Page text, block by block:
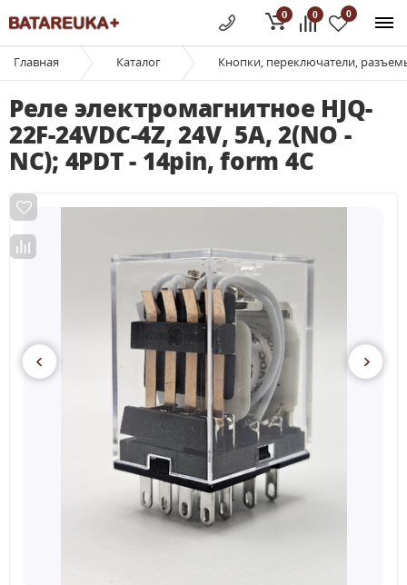
0 0
0
Главная Каталог Кнопки, переключатели,
Реле электромагнитное HJQ-
22F-24VDC-4Z, 24V, 5A, 2(NO -
NC); 4PDT - 14pin, form 4C